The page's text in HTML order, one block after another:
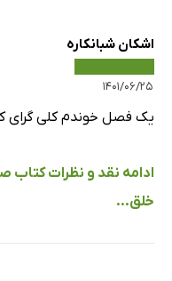
اشکان شبانکاره
۱۴۰۱/۰۶/۲۵
یک فصل خوندم کلی گرای
ادامه نقد و نظرات کتاب
خلق...